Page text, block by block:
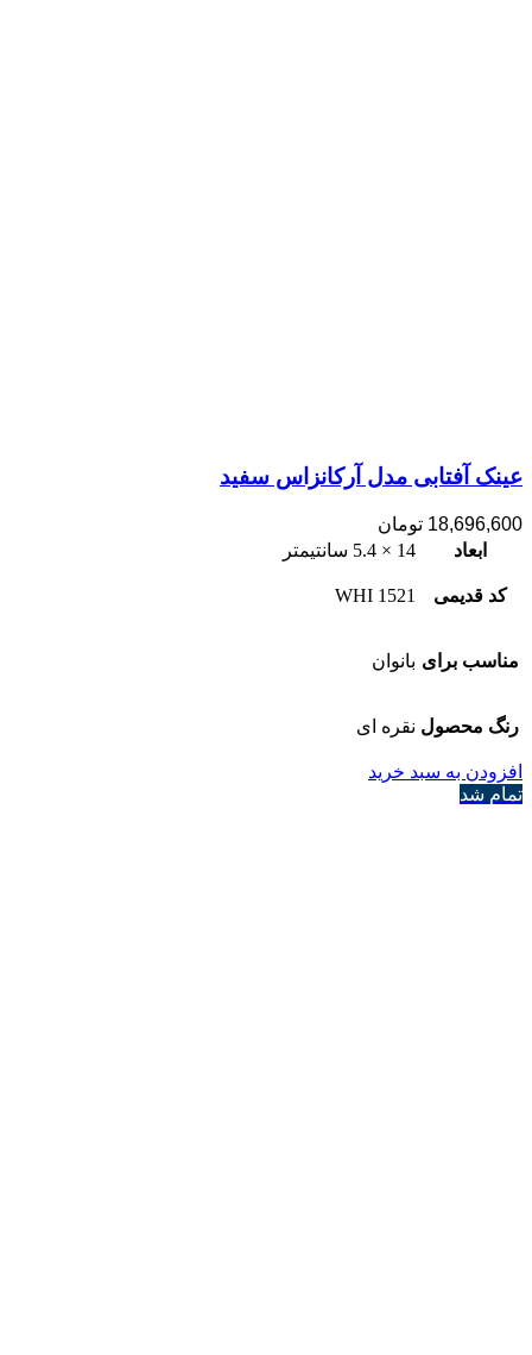
عینک آفتابی مدل آرکانزاس سفید
18,696,600 تومان
ابعاد
14 × 5.4 سانتیمتر
کد قدیمی 1521 WHI
مناسب برای بانوان
رنگ محصول نقره ای
افزودن به سبد خرید
تمام شد